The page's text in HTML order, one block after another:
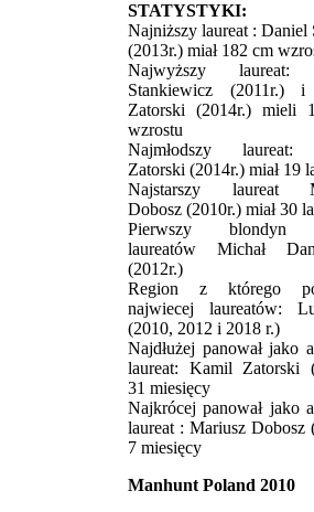
STATYSTYKI:
Najniższy laureat : Daniel
(2013r.) miał 182 cm
Najwyższy laureat:
Stankiewicz (2011r.)
Zatorski (2014r.) mieli
wzrostu
Najmłodszy
Zatorski (2014r.) miał 19
Najstarszy laureat
Dobosz (2010r.) miał 30
Pierwszy blondyn
laureatów Michał
(2012r.)
Region z którego
najwiecej laureatów:
(2010, 2012 i 2018 r.)
Najdłużej panował jako
laureat: Kamil Zatorski
31 miesięcy
Najkrócej panował jako
laureat : Mariusz Dobosz
7 miesięcy
Manhunt Poland 2010